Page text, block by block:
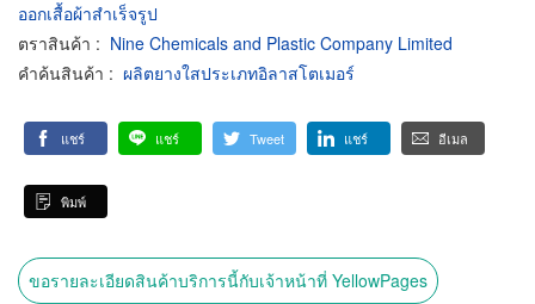
ออกเสื้อผ้าสำเร็จรูป
ตราสินค้า : Nine Chemicals and Plastic Company Limited
คำค้นสินค้า : ผลิตยางใสประเภทอิลาสโตเมอร์
แชร์ แชร์ Tweet แชร์ อีเมล
พิมพ์
ขอรายละเอียดสินค้าบริการนี้กับเจ้าหน้าที่ YellowPages